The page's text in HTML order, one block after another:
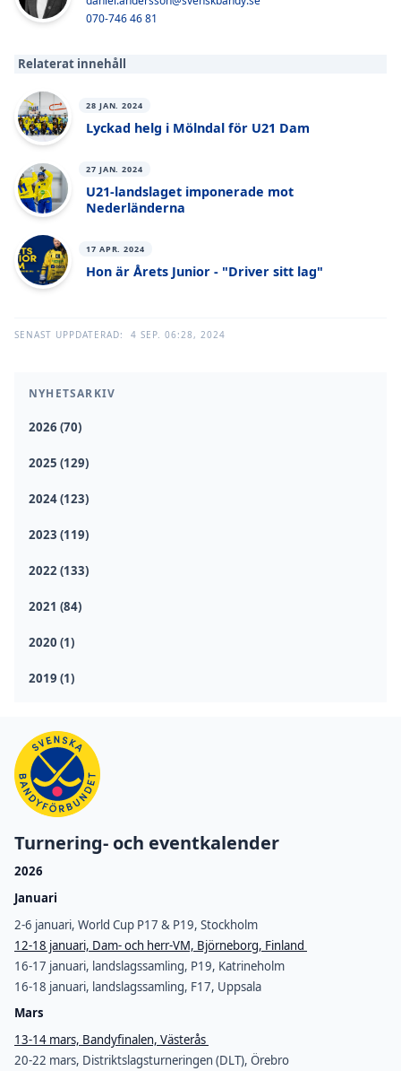
NYHETSARKIV
2026 (70)
2025 (129)
2024 (123)
2023 (119)
2022 (133)
2021 (84)
2020 (1)
2019 (1)
070-746 46 81
Relaterat innehåll
28 JAN. 2024
Lyckad helg i Mölndal för U21 Dam
27 JAN. 2024
U21-landslaget imponerade mot
Nederländerna
17 APR. 2024
Hon är Årets Junior - "Driver sitt lag"
SENAST UPPDATERAD: 4 SEP. 06:28, 2024
Turnering- och eventkalender
2026
Januari
2-6 januari, World Cup P17 & P19, Stockholm
12-18 januari, Dam- och herr-VM, Björneborg, Finland
16-17 januari, landslagssamling, P19, Katrineholm
16-18 januari, landslagssamling, F17, Uppsala
Mars
13-14 mars, Bandyfinalen, Västerås
20-22 mars, Distriktslagsturneringen (DLT), Örebro